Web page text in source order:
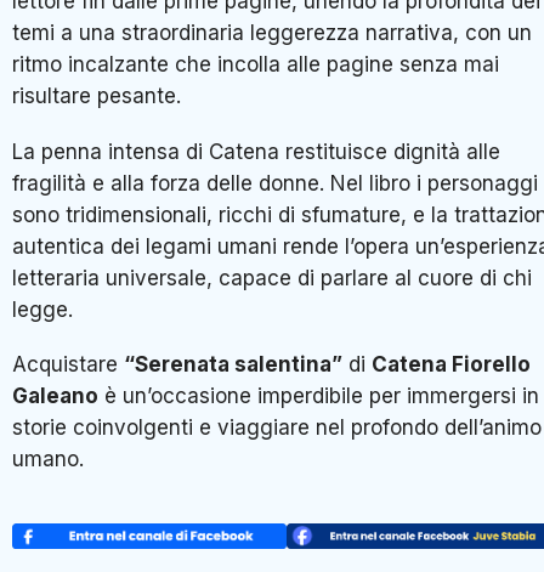
temi a una straordinaria leggerezza narrativa, con un
ritmo incalzante che incolla alle pagine senza mai
risultare pesante.
La penna intensa di Catena restituisce dignità alle
fragilità e alla forza delle donne. Nel libro i personaggi
sono tridimensionali, ricchi di sfumature, e la
autentica dei legami umani rende l’opera
letteraria universale, capace di parlare al cuore di chi
legge.
Acquistare “Serenata salentina” di Catena Fiorello
Galeano è un’occasione imperdibile per immergersi in
storie coinvolgenti e viaggiare nel profondo dell’animo
umano.